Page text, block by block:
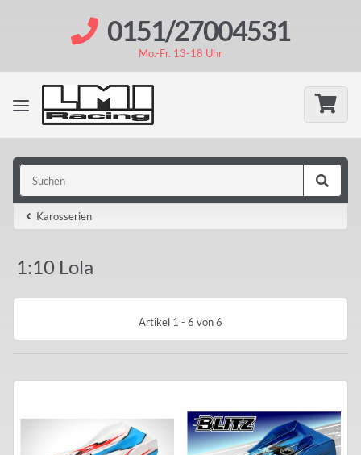
0151/27004531
Mo.-Fr. 13-18 Uhr
Karosserien
1:10 Lola
Artikel 1 - 6 von 6